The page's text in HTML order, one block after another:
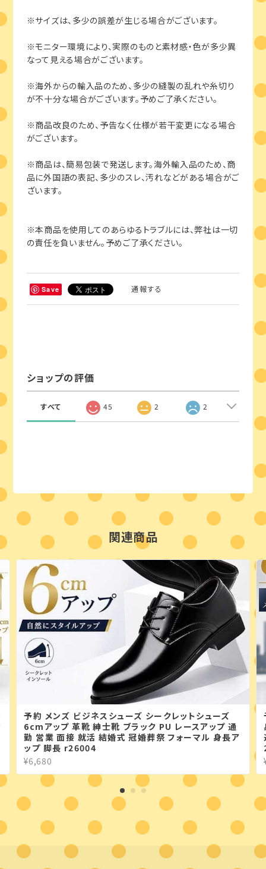
※サイズは、多少の誤差が生じる場合がございます。
※モニター環境により、実際のものと素材感・色が多少異
なって見える場合がございます。
※海外からの輸入品のため、多少の縫製の乱れや糸切り
が不十分な場合がございます。予めご了承ください。
※商品改良のため、予告なく仕様が若干変更になる場合
がございます。
※商品は、簡易包装で発送します。海外輸入品のため、商
品に外国語の表記、多少のスレ、汚れなどがある場合がご
ざいます。
※本商品を使用してのあらゆるトラブルには、弊社は一切
の責任を負いません。予めご了承ください。
Save 通報する
ショップの評価
すべて 45 2 2
関連商品
予約 メンズ ビジネスシューズ シークレットシューズ
6cmアップ 革靴 紳士靴 ブラック PU レースアップ 通
勤 営業 面接 就活 結婚式 冠婚葬祭 フォーマル 身長ア
ップ 脚長 r26004
¥6,680